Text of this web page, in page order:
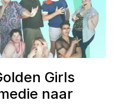
Girls
naar